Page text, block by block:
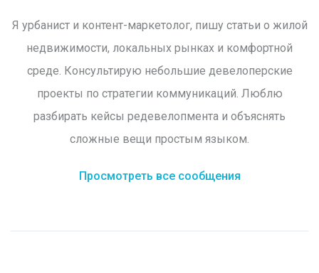
Я урбанист и контент-маркетолог, пишу статьи о жилой
недвижимости, локальных рынках и комфортной
среде. Консультирую небольшие девелоперские
проекты по стратегии коммуникаций. Люблю
разбирать кейсы редевелопмента и объяснять
сложные вещи простым языком.
Просмотреть все сообщения